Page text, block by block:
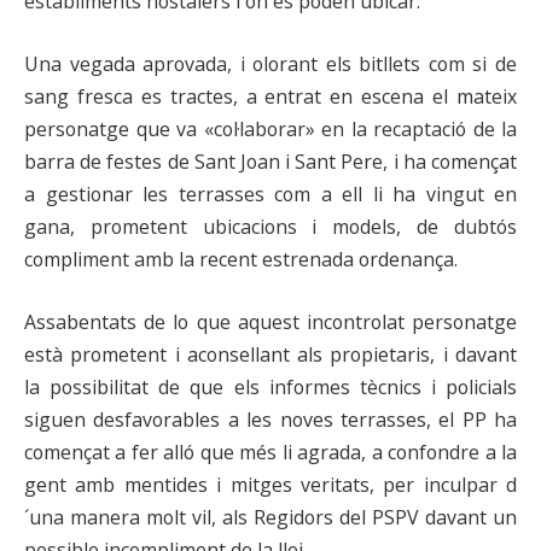
Una vegada aprovada, i olorant els bitllets com si de
sang fresca es tractes, a entrat en escena el mateix
personatge que va «col·laborar» en la recaptació de la
barra de festes de Sant Joan i Sant Pere, i ha començat
a gestionar les terrasses com a ell li ha vingut en
gana, prometent ubicacions i models, de dubtós
compliment amb la recent estrenada ordenança.
Assabentats de lo que aquest incontrolat personatge
està prometent i aconsellant als propietaris, i davant
la possibilitat de que els informes tècnics i policials
siguen desfavorables a les noves terrasses, el PP ha
començat a fer alló que més li agrada, a confondre a la
gent amb mentides i mitges veritats, per inculpar d
´una manera molt vil, als Regidors del PSPV davant un